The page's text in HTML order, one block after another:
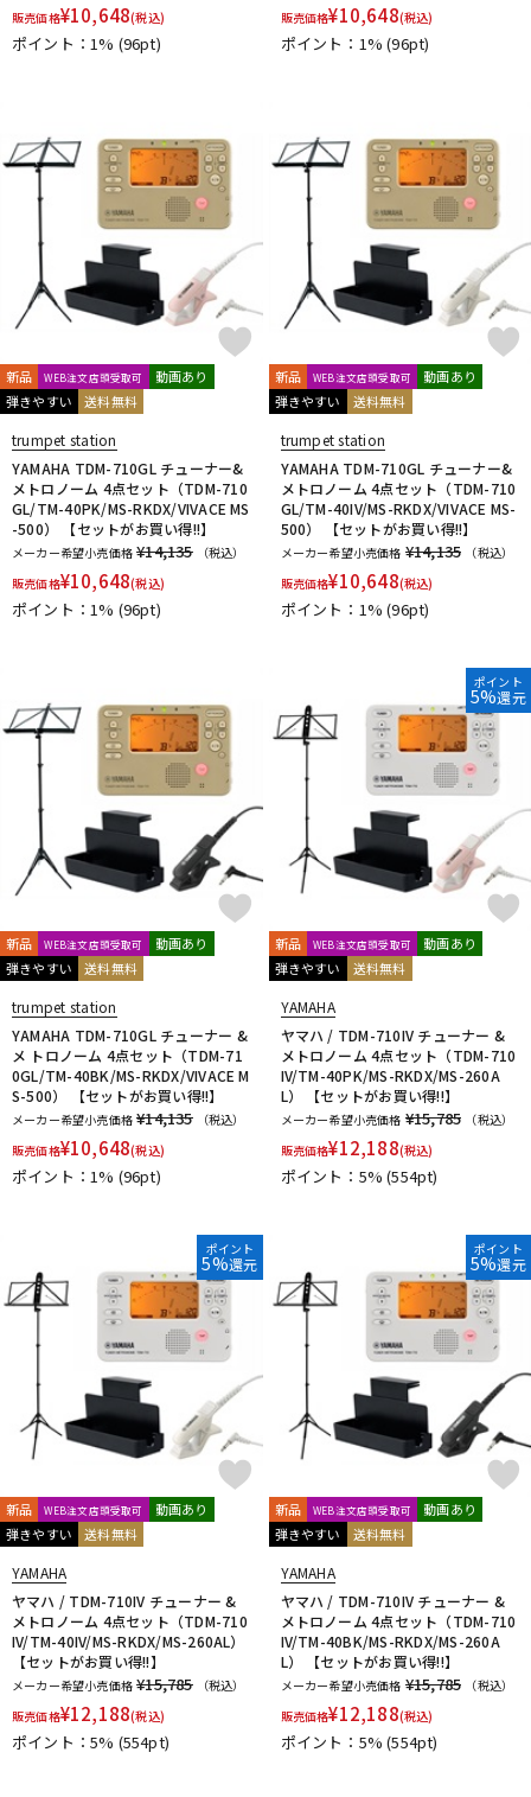
販売価格¥10,648(税込)
ポイント：1% (96pt)
販売価格¥10,648(税込)
ポイント：1%(96pt)
新品 WEB注文店頭受取可
動画あり
弾きやすい
送料無料
trumpet station
YAMAHA TDM-710GL チューナー&
メトロノーム 4点セット（TDM-710
GL/TM-40PK/MS-RKDX/VIVACE MS
-500） 【セットがお買い得!!】
メーカー希望小売価格 ¥14,135
（税込）
販売価格¥10,648(税込)
ポイント：1% (96pt)
新品 WEB注文店頭受取可
動画あり
弾きやすい
送料無料
trumpet station
YAMAHA TDM-710GL チューナー&
メトロノーム 4点セット（TDM-710
GL/TM-40IV/MS-RKDX/VIVACE MS-
500） 【セットがお買い得!!】
メーカー希望小売価格 ¥14,135
（税込）
販売価格¥10,648(税込)
ポイント：1%(96pt)
新品 WEB注文店頭受取可
動画あり
弾きやすい
送料無料
trumpet station
YAMAHA TDM-710GL チューナー &
メ トロノーム 4点セット（TDM-71
0GL/TM-40BK/MS-RKDX/VIVACE M
S-500） 【セットがお買い得!!】
メーカー希望小売価格 ¥14,135
（税込）
販売価格¥10,648(税込)
ポイント：1% (96pt)
ポイント
5%還元
新品 WEB注文店頭受取可
動画あり
弾きやすい
送料無料
YAMAHA
ヤマハ / TDM-710IV チューナー &
メトロノーム 4点セット（TDM-710
IV/TM-40PK/MS-RKDX/MS-260A
L） 【セットがお買い得!!】
メーカー希望小売価格 ¥15,785
（税込）
販売価格¥12,188(税込)
ポイント：5%(554pt)
ポイント
5%還元
新品 WEB注文店頭受取可
動画あり
弾きやすい
送料無料
YAMAHA
ヤマハ / TDM-710IV チューナー &
メトロノーム 4点セット（TDM-710
IV/TM-40IV/MS-RKDX/MS-260AL）
【セットがお買い得!!】
メーカー希望小売価格 ¥15,785
（税込）
販売価格¥12,188(税込)
ポイント：5% (554pt)
ポイント
5%還元
新品 WEB注文店頭受取可
動画あり
弾きやすい
送料無料
YAMAHA
ヤマハ / TDM-710IV チューナー &
メトロノーム 4点セット（TDM-710
IV/TM-40BK/MS-RKDX/MS-260A
L） 【セットがお買い得!!】
メーカー希望小売価格 ¥15,785
（税込）
販売価格¥12,188(税込)
ポイント：5%(554pt)